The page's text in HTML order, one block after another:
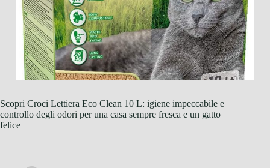
Scopri Croci Lettiera Eco Clean 10 L: igiene impeccabile e
controllo degli odori per una casa sempre fresca e un gatto
felice